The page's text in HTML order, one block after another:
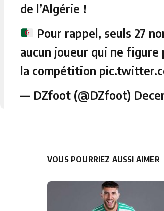
de l’Algérie !
Pour rappel, seuls 27
aucun joueur qui ne figure
la compétition
— DZfoot (@DZfoot)
VOUS POURRIEZ AUSSI AIMER